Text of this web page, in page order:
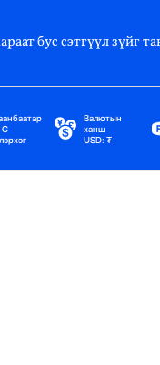
бус сэтгүүл зүйг
C
Валютын
ханш
USD: ₮